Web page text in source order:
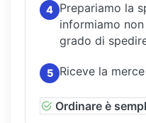
4 Prepariamo la
informiamo
grado di
5 Riceve la
Ordinare è